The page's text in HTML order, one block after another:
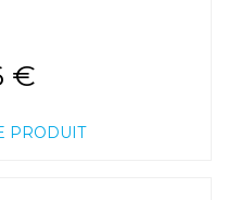
€
PRODUIT